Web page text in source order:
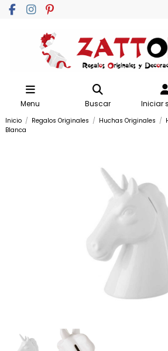
Menu Buscar Iniciar
Inicio Regalos Originales Huchas Originales
Blanca